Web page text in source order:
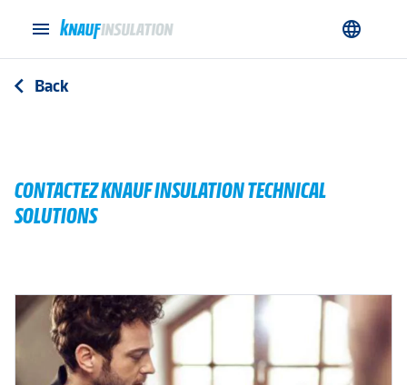
menu language
arrow_back_ios Back
CONTACTEZ KNAUF INSULATION TECHNICAL
SOLUTIONS